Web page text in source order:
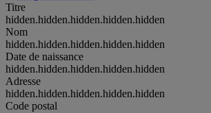
Titre
hidden.hidden.hidden.hidden.hidden
Nom
hidden.hidden.hidden.hidden.hidden
Date de naissance
hidden.hidden.hidden.hidden.hidden
Adresse
hidden.hidden.hidden.hidden.hidden
Code postal